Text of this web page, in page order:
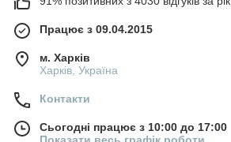
Працює з 09.04.2015
м. Харків
Харків, Україна
Контакти
Сьогодні працює з 10:00 до 17:00
Показати весь графік роботи